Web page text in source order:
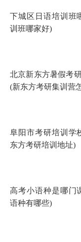
下城区日语培训班
训班哪家好)
北京新东方暑假考
(新东方考研集训营
阜阳市考研培训学
东方考研培训地址)
高考小语种是哪门
语种有哪些)